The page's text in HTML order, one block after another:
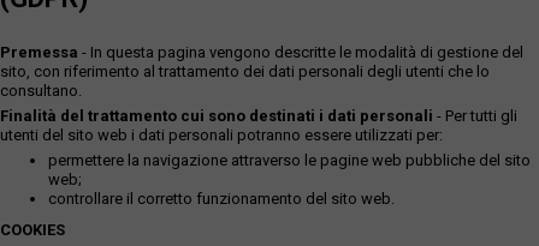
Premessa - In questa pagina vengono descritte le modalità di gestione del
sito, con riferimento al trattamento dei dati personali degli utenti che lo
consultano.
Finalità del trattamento cui sono destinati i dati personali - Per tutti gli
utenti del sito web i dati personali potranno essere utilizzati per:
permettere la navigazione attraverso le pagine web pubbliche del sito
web;
controllare il corretto funzionamento del sito web.
COOKIES